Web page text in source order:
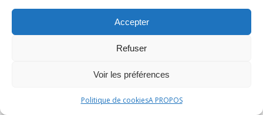
Accepter
Refuser
Voir les préférences
Politique de cookiesA PROPOS
volley_ball
Flux des publications